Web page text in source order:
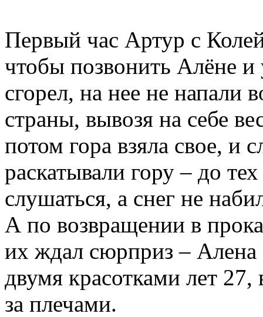
Первый час Артур с
чтобы позвонить Алёне и
сгорел, на нее не напали
страны, вывозя на себе
потом гора взяла свое, и
раскатывали гору – до
слушаться, а снег не
А по возвращении в
их ждал сюрприз – Алена
двумя красотками лет
за плечами.